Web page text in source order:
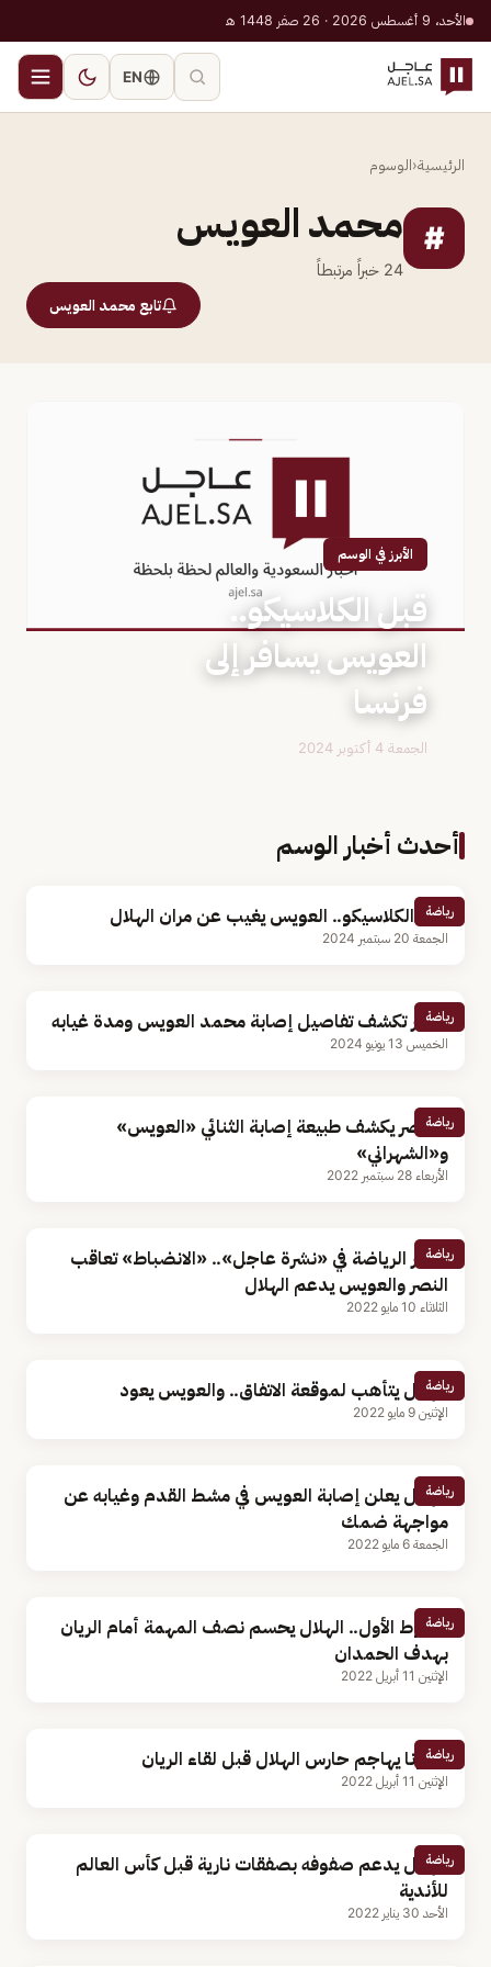
الأحد، 9 أغسطس 2026 · 26 صفر 1448 هـ
EN
الرئيسية‹الوسوم
# محمد العويس
24 خبراً مرتبطاً
تابع محمد العويس
الأبرز في الوسم
قبل الكلاسيكو..
العويس يسافر إلى
فرنسا
الجمعة 4 أكتوبر 2024
أحدث أخبار الوسم
رياضة
قبل الكلاسيكو.. العويس يغيب عن مران الهلال
الجمعة 20 سبتمبر 2024
رياضة
تقارير تكشف تفاصيل إصابة محمد العويس ومدة غيابه
الخميس 13 يونيو 2024
رياضة
الأخضر يكشف طبيعة إصابة الثنائي «العويس»
و«الشهراني»
الأربعاء 28 سبتمبر 2022
رياضة
أخبار الرياضة في «نشرة عاجل».. «الانضباط» تعاقب
النصر والعويس يدعم الهلال
الثلاثاء 10 مايو 2022
رياضة
الهلال يتأهب لموقعة الاتفاق.. والعويس يعود
الإثنين 9 مايو 2022
رياضة
الهلال يعلن إصابة العويس في مشط القدم وغيابه عن
مواجهة ضمك
الجمعة 6 مايو 2022
رياضة
الشوط الأول.. الهلال يحسم نصف المهمة أمام الريان
بهدف الحمدان
الإثنين 11 أبريل 2022
رياضة
كورونا يهاجم حارس الهلال قبل لقاء الريان
الإثنين 11 أبريل 2022
رياضة
الهلال يدعم صفوفه بصفقات نارية قبل كأس العالم
للأندية
الأحد 30 يناير 2022